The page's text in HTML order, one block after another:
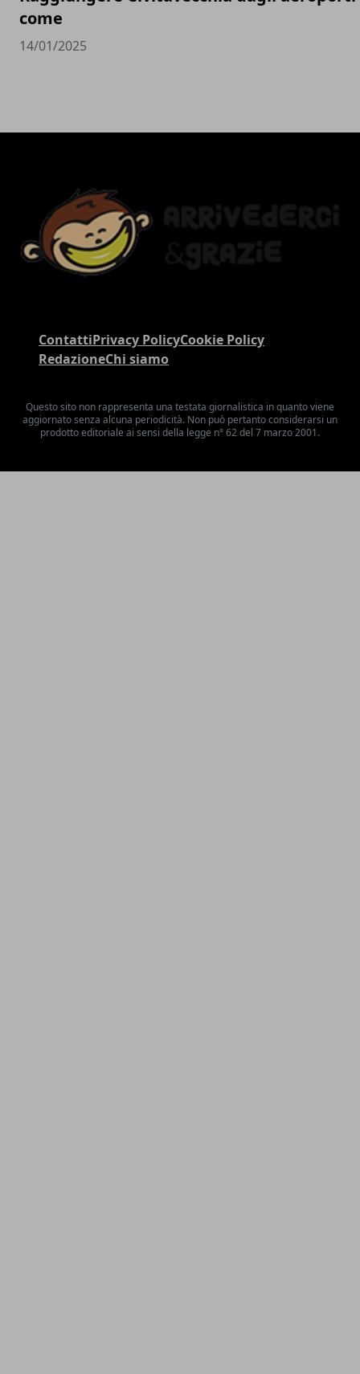
come
14/01/2025
ContattiPrivacy PolicyCookie Policy
RedazioneChi siamo
Questo sito non rappresenta una testata giornalistica in quanto viene
aggiornato senza alcuna periodicità. Non può pertanto considerarsi un
prodotto editoriale ai sensi della legge n° 62 del 7 marzo 2001.